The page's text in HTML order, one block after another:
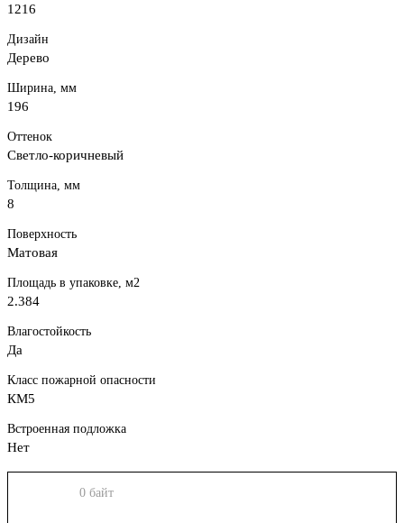
1216
Дизайн
Дерево
Ширина, мм
196
Оттенок
Светло-коричневый
Толщина, мм
8
Поверхность
Матовая
Площадь в упаковке, м2
2.384
Влагостойкость
Да
Класс пожарной опасности
КМ5
Встроенная подложка
Нет
0 байт